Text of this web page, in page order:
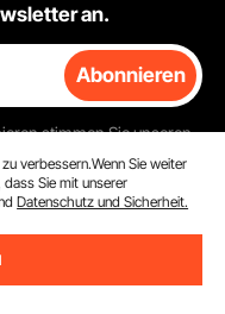
an.
Abonnieren
stimmen Sie unseren
verbessern.Wenn Sie weiter
Sie mit unserer
Datenschutz und Sicherheit.